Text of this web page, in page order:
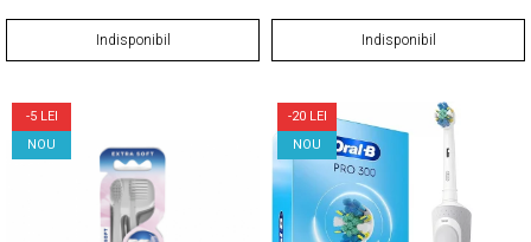
Indisponibil Indisponibil
-5 LEI
NOU
-20 LEI
NOU